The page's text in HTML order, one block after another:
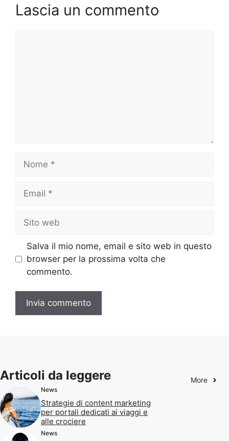
Lascia un commento
web
Salva il mio nome, email e sito web in questo
browser per la prossima volta che
commento.
Articoli da leggere More
News
Strategie di content marketing
per portali dedicati ai viaggi e
alle crociere
News